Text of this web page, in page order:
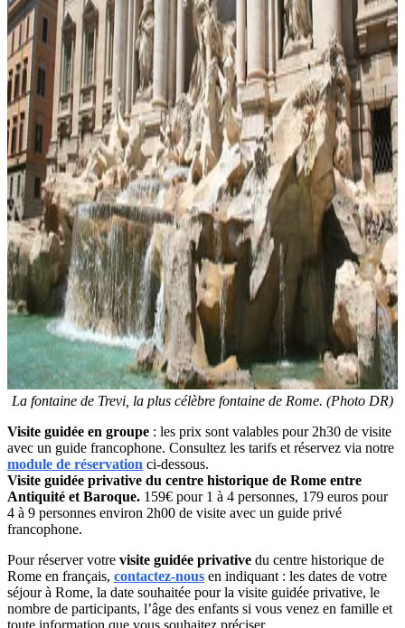
La fontaine de Trevi, la plus célèbre fontaine de Rome. (Photo DR)
Visite guidée en groupe : les prix sont valables pour 2h30 de visite
avec un guide francophone. Consultez les tarifs et réservez via notre
module de réservation ci-dessous.
Visite guidée privative du centre historique de Rome entre
Antiquité et Baroque. 159€ pour 1 à 4 personnes, 179 euros pour
4 à 9 personnes environ 2h00 de visite avec un guide privé
francophone.
Pour réserver votre visite guidée privative du centre historique de
Rome en français, contactez-nous en indiquant : les dates de votre
séjour à Rome, la date souhaitée pour la visite guidée privative, le
nombre de participants, l’âge des enfants si vous venez en famille et
toute information que vous souhaitez préciser.